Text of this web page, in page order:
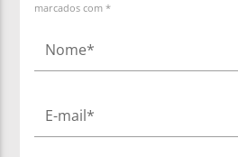
marcados com *